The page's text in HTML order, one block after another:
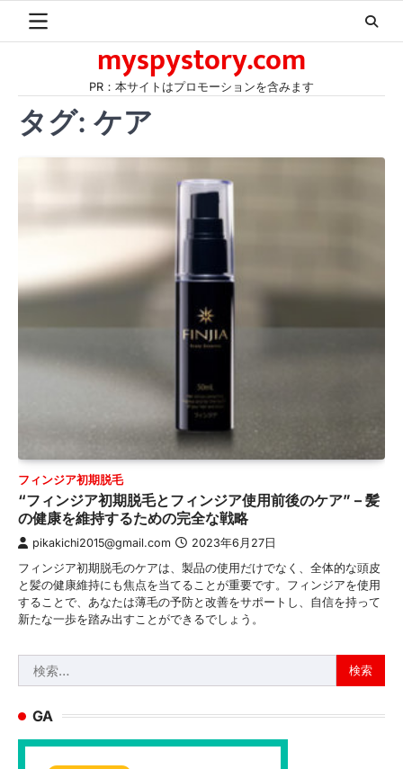
myspystory.com
PR：本サイトはプロモーションを含みます
タグ: ケア
フィンジア初期脱毛
“フィンジア初期脱毛とフィンジア使用前後のケア” – 髪
の健康を維持するための完全な戦略
pikakichi2015@gmail.com 2023年6月27日
フィンジア初期脱毛のケアは、製品の使用だけでなく、全体的な頭皮
と髪の健康維持にも焦点を当てることが重要です。フィンジアを使用
することで、あなたは薄毛の予防と改善をサポートし、自信を持って
新たな一歩を踏み出すことができるでしょう。
索:
GA